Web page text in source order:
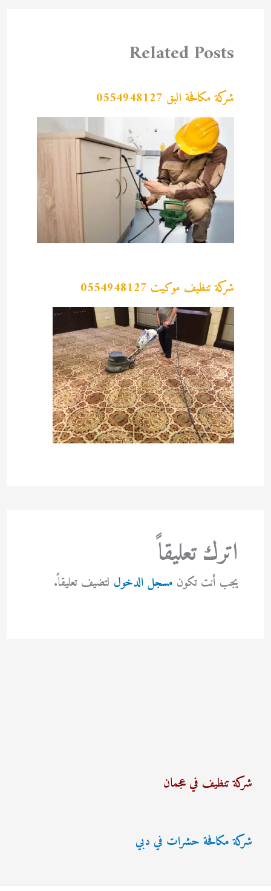
Related Posts
شركة مكافحة البق 0554948127
شركة تنظيف موكيت 0554948127
اترك تعليقاً
يجب أنت تكون مسجل الدخول لتضيف تعليقاً.
شركة تنظيف في عجمان
شركة مكافحة حشرات في دبي